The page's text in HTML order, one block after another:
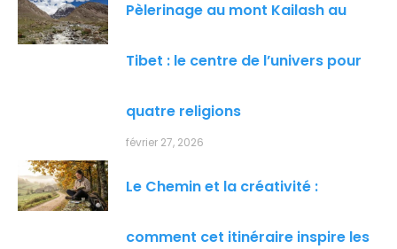
Pèlerinage au mont Kailash au
Tibet : le centre de l’univers pour
quatre religions
février 27, 2026
Le Chemin et la créativité :
comment cet itinéraire inspire les